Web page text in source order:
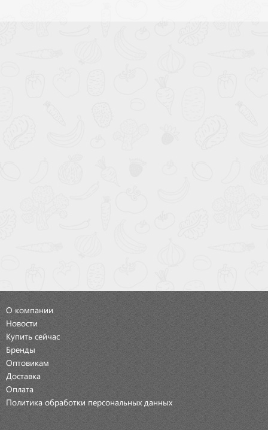
О компании
Новости
Купить сейчас
Бренды
Оптовикам
Доставка
Оплата
Политика обработки персональных данных